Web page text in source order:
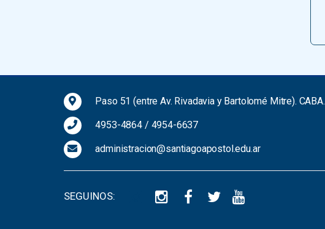
Paso 51 (entre Av. Rivadavia y Bartolomé Mitre). CABA.
4953-4864 / 4954-6637
administracion@santiagoapostol.edu.ar
SEGUINOS: